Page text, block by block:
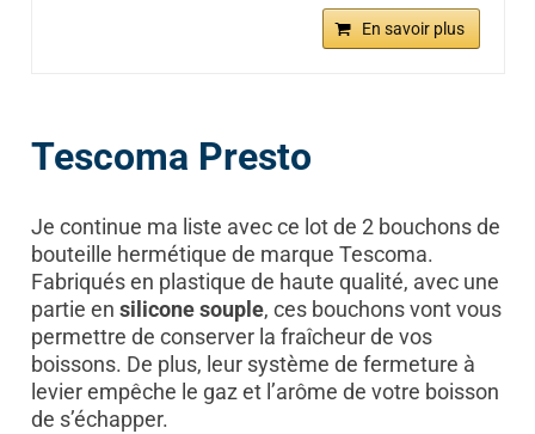
En savoir plus
Tescoma Presto
Je continue ma liste avec ce lot de 2 bouchons de
bouteille hermétique de marque Tescoma.
Fabriqués en plastique de haute qualité, avec une
partie en silicone souple, ces bouchons vont vous
permettre de conserver la fraîcheur de vos
boissons. De plus, leur système de fermeture à
levier empêche le gaz et l’arôme de votre boisson
de s’échapper.